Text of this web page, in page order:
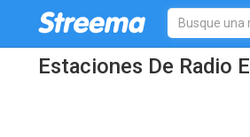
Estaciones De Radio